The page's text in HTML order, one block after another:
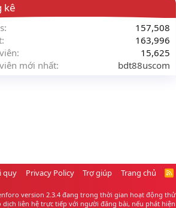
kê
157,508
163,996
15,625
mới nhất
bdt88uscom
quy Privacy Policy Trợ giúp Trang chủ
R
version 2.3.4 đang trong thời gian hoạt động thử
liên hệ trực tiếp với người đăng bài, nếu phát hiện